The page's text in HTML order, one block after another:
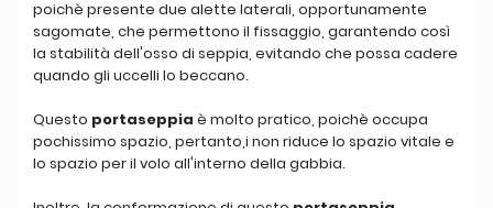
poichè presente due alette laterali, opportunamente
sagomate, che permettono il fissaggio, garantendo così
la stabilità dell'osso di seppia, evitando che possa cadere
quando gli uccelli lo beccano.
Questo portaseppia è molto pratico, poichè occupa
pochissimo spazio, pertanto,i non riduce lo spazio vitale e
lo spazio per il volo all'interno della gabbia.